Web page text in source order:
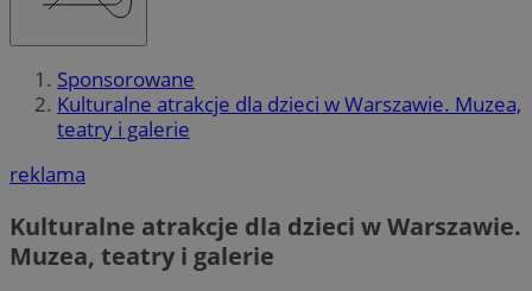
Sponsorowane
Kulturalne atrakcje dla dzieci w Warszawie. Muzea,
teatry i galerie
reklama
Kulturalne atrakcje dla dzieci w Warszawie.
Muzea, teatry i galerie